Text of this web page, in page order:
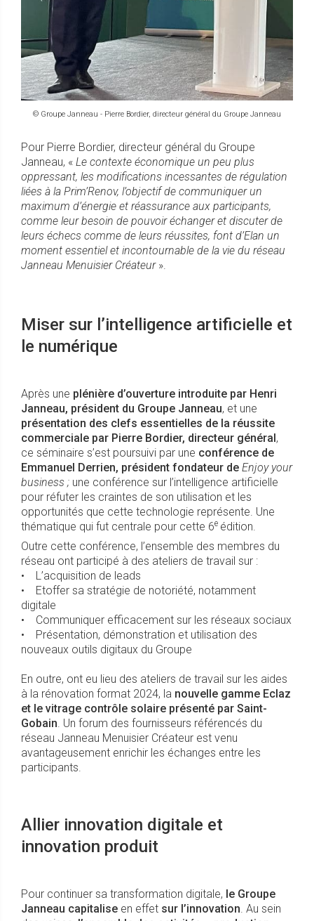
© Groupe Janneau - Pierre Bordier, directeur général du Groupe Janneau
Pour Pierre Bordier, directeur général du Groupe
Janneau, « Le contexte économique un peu plus
oppressant, les modifications incessantes de régulation
liées à la Prim’Renov, l’objectif de communiquer un
maximum d’énergie et réassurance aux participants,
comme leur besoin de pouvoir échanger et discuter de
leurs échecs comme de leurs réussites, font d’Elan un
moment essentiel et incontournable de la vie du réseau
Janneau Menuisier Créateur».
Miser sur l’intelligence artificielle et
le numérique
Après une plénière d’ouverture introduite par Henri
Janneau, président du Groupe Janneau, et une
présentation des clefs essentielles de la réussite
commerciale par Pierre Bordier, directeur général,
ce séminaire s’est poursuivi par une conférence de
Emmanuel Derrien, président fondateur de Enjoy your
business ; une conférence sur l’intelligence artificielle
pour réfuter les craintes de son utilisation et les
opportunités que cette technologie représente. Une
thématique qui fut centrale pour cette 6e édition.
Outre cette conférence, l’ensemble des membres du
réseau ont participé à des ateliers de travail sur :
• L’acquisition de leads
• Etoffer sa stratégie de notoriété, notamment
digitale
• Communiquer efficacement sur les réseaux sociaux
• Présentation, démonstration et utilisation des
nouveaux outils digitaux du Groupe
En outre, ont eu lieu des ateliers de travail sur les aides
à la rénovation format 2024, la nouvelle gamme Eclaz
et le vitrage contrôle solaire présenté par Saint-
Gobain. Un forum des fournisseurs référencés du
réseau Janneau Menuisier Créateur est venu
avantageusement enrichir les échanges entre les
participants.
Allier innovation digitale et
innovation produit
Pour continuer sa transformation digitale, le Groupe
Janneau capitalise en effet sur l’innovation. Au sein